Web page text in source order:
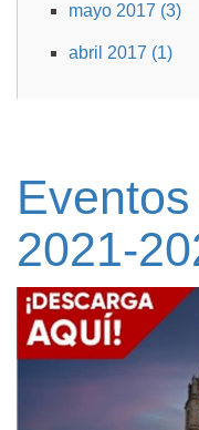
mayo 2017 (3)
abril 2017 (1)
2021-